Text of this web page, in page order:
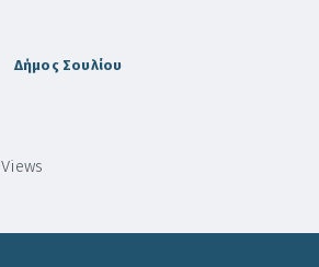
Δήμος Σουλίου
Views